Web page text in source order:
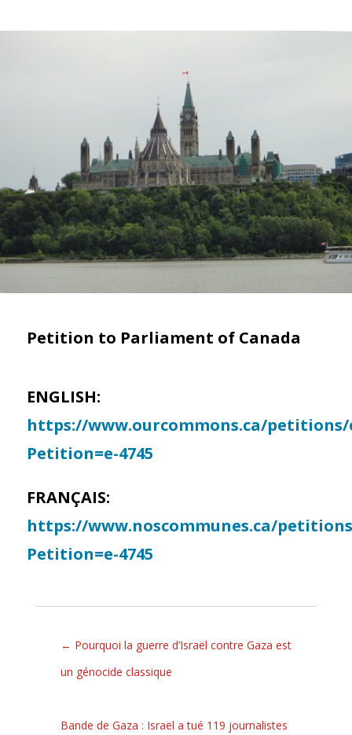
Petition to Parliament of Canada
ENGLISH:
https://www.ourcommons.ca/
Petition=e-4745
FRANÇAIS:
https://www.noscommunes.ca/
Petition=e-4745
← Pourquoi la guerre d’Israël contre Gaza est
un génocide classique
Bande de Gaza : Israël a tué 119 journalistes